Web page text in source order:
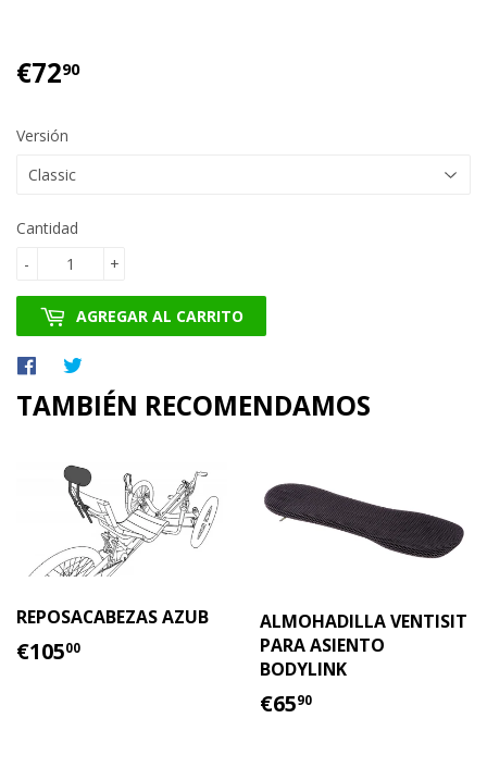
€7290€72.90
Versión
Cantidad
+
-
AGREGAR AL CARRITO
Compartir
Facebook
en
Twitter
TAMBIÉN RECOMENDAMOS
REPOSACABEZAS AZUB
PRECIO
€10500
ALMOHADILLA VENTISIT
PARA ASIENTO
BODYLINK
PRECIO
€6590